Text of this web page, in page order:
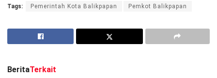
Tags: Pemerintah Kota Balikpapan Pemkot Balikpapan
BeritaTerkait